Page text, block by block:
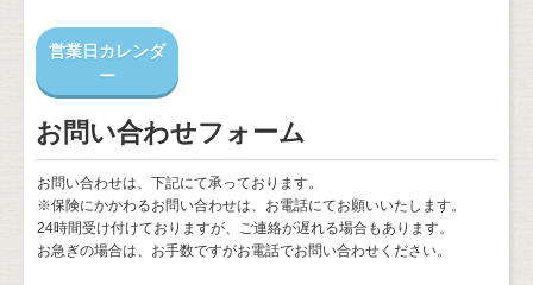
営業日カレンダ
ー
お問い合わせフォーム
お問い合わせは、下記にて承っております。
※保険にかかわるお問い合わせは、お電話にてお願いいたします。
24時間受け付けておりますが、ご連絡が遅れる場合もあります。
お急ぎの場合は、お手数ですがお電話でお問い合わせください。